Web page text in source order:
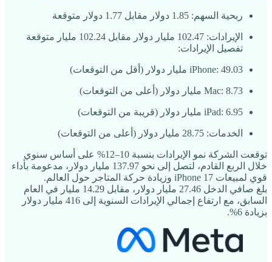
ربحية السهم: 1.85 دولار مقابل 1.77 دولار متوقعة
الإيرادات: 102.47 مليار دولار مقابل 102.24 مليار متوقعة
تفصيل الإيرادات:
iPhone: ‎49.03‎ مليار دولار (أقل من التوقعات)
Mac: ‎8.73‎ مليار دولار (أعلى من التوقعات)
iPad: ‎6.95‎ مليار دولار (قريبة من التوقعات)
الخدمات: ‎28.75‎ مليار دولار (أعلى من التوقعات)
توقعت الشركة نمو الإيرادات بنسبة 10–12% على أساس سنوي
خلال الربع القادم، لتصل إلى نحو 137.97 مليار دولار، مدعومة بأداء
قوي لمبيعات iPhone 17 وزيادة حركة المتاجر حول العالم.
بلغ صافي الدخل 27.46 مليار دولار، مقابل 14.29 مليار في العام
السابق، مع ارتفاع إجمالي الإيرادات السنوية إلى 416 مليار دولار
بزيادة 6%.